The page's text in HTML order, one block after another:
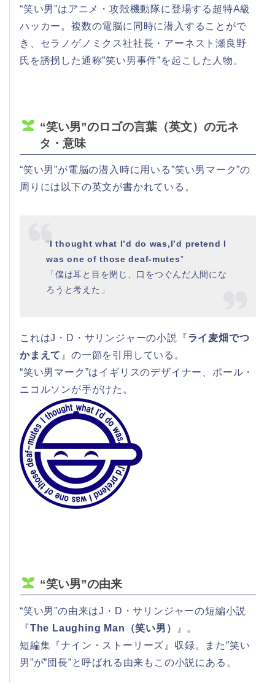
“笑い男”はアニメ・攻殻機動隊に登場する超特A級
ハッカー。複数の電脳に同時に潜入することがで
き、セラノゲノミクス社社長・アーネスト瀬良野
氏を誘拐した通称”笑い男事件”を起こした人物。
“笑い男”のロゴの言葉（英文）の元ネ
タ・意味
“笑い男”が電脳の潜入時に用いる”笑い男マーク”の
周りには以下の英文が書かれている。
“I thought what I’d do was,I’d pretend I
was one of those deaf-mutes”
「僕は耳と目を閉じ、口をつぐんだ人間にな
ろうと考えた」
これはJ・D・サリンジャーの小説『 ライ麦畑でつ
かまえて 』の一節を引用している。
“笑い男マーク”はイギリスのデザイナー、ポール・
ニコルソンが手がけた。
“笑い男”の由来
“笑い男”の由来はJ・D・サリンジャーの短編小説
『The Laughing Man（笑い男）
』。
短編集『ナイン・ストーリーズ』収録。また”笑い
男”が”団長”と呼ばれる由来もこの小説にある。